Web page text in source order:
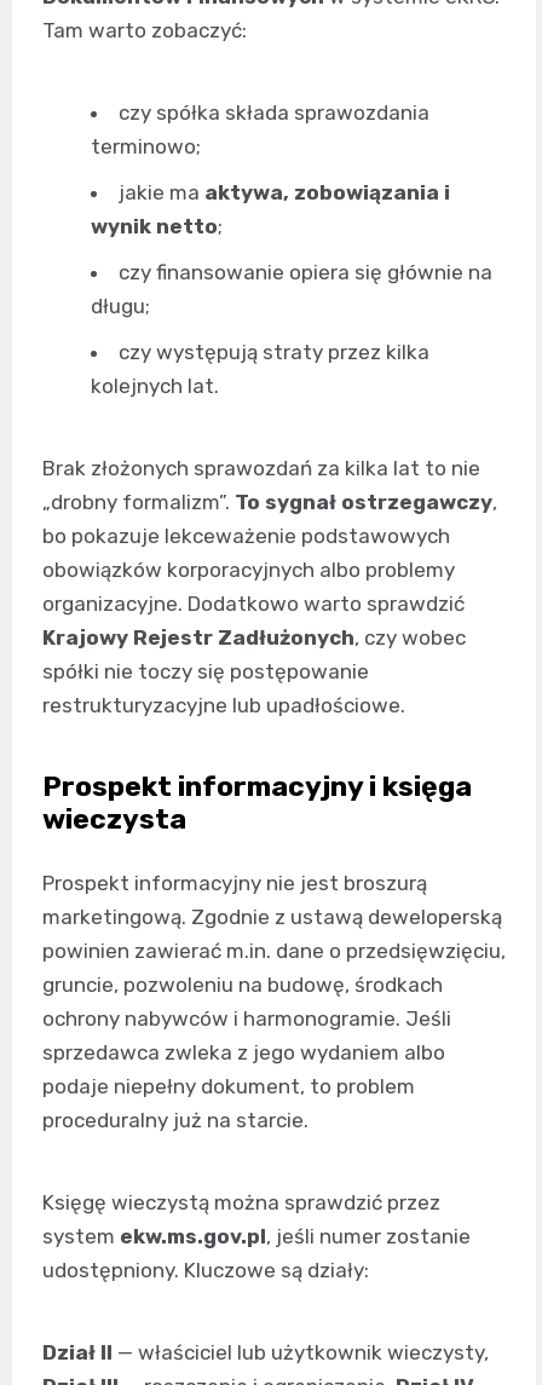
Tam warto zobaczyć:
czy spółka składa sprawozdania
terminowo;
jakie ma aktywa, zobowiązania i
wynik netto;
czy finansowanie opiera się głównie na
długu;
czy występują straty przez kilka
kolejnych lat.
Brak złożonych sprawozdań za kilka lat to nie
„drobny formalizm”. To sygnał ostrzegawczy,
bo pokazuje lekceważenie podstawowych
obowiązków korporacyjnych albo problemy
organizacyjne. Dodatkowo warto sprawdzić
Krajowy Rejestr Zadłużonych, czy wobec
spółki nie toczy się postępowanie
restrukturyzacyjne lub upadłościowe.
Prospekt informacyjny i księga
wieczysta
Prospekt informacyjny nie jest broszurą
marketingową. Zgodnie z ustawą deweloperską
powinien zawierać m.in. dane o przedsięwzięciu,
gruncie, pozwoleniu na budowę, środkach
ochrony nabywców i harmonogramie. Jeśli
sprzedawca zwleka z jego wydaniem albo
podaje niepełny dokument, to problem
proceduralny już na starcie.
Księgę wieczystą można sprawdzić przez
system ekw.ms.gov.pl, jeśli numer zostanie
udostępniony. Kluczowe są działy:
Dział II — właściciel lub użytkownik wieczysty,